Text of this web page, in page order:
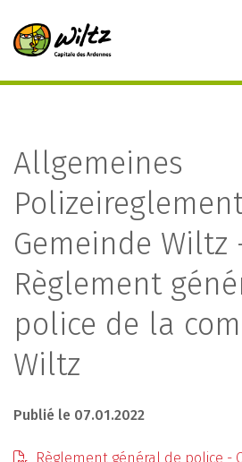
Allgemeines
Gemeinde Wiltz
Règlement
police de la
Wiltz
Publié le 07.01.2022
Règlement général de police -